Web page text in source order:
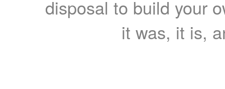
disposal to build your
it was, it is,